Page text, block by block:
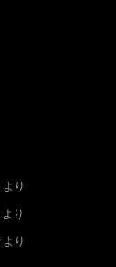
より
より
より